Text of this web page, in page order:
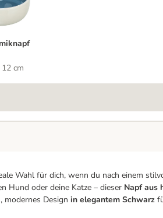
cm
Wahl für dich, wenn du nach einem
Hund oder deine Katze – dieser Napf aus
modernes Design in elegantem Schwarz